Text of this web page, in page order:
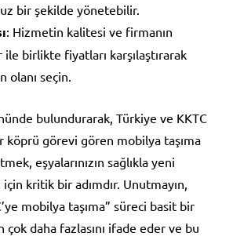
bir şekilde yönetebilir.
: Hizmetin kalitesi ve firmanın
birlikte fiyatları karşılaştırarak
olanı seçin.
bulundurarak, Türkiye ve KKTC
köprü görevi gören mobilya taşıma
eşyalarınızın sağlıkla yeni
için kritik bir adımdır. Unutmayın,
mobilya taşıma” süreci basit bir
daha fazlasını ifade eder ve bu